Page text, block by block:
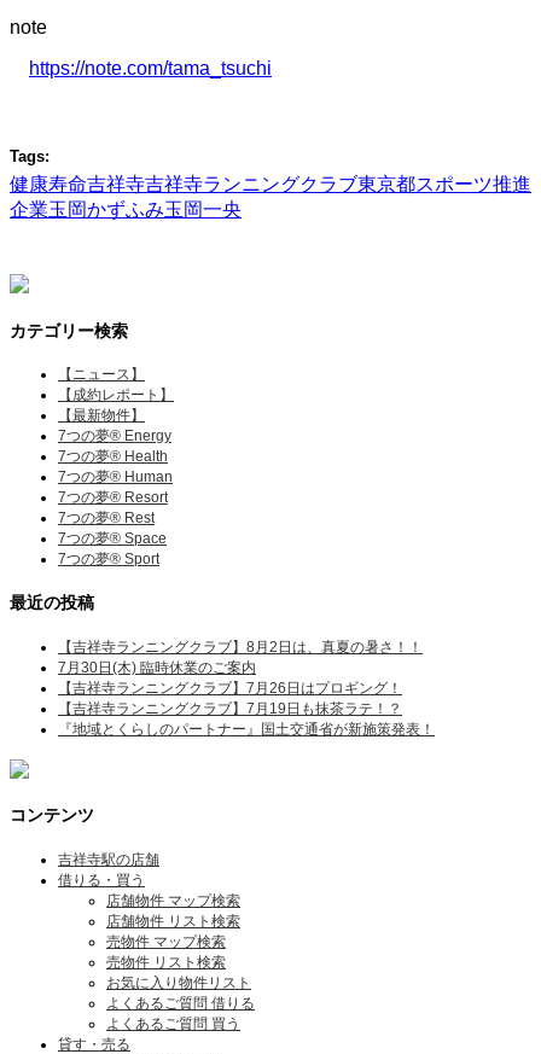
note
https://note.com/tama_tsuchi
Tags:
健康寿命吉祥寺吉祥寺ランニングクラブ東京都スポーツ推進
企業玉岡かずふみ玉岡一央
カテゴリー検索
【ニュース】
【成約レポート】
【最新物件】
7つの夢® Energy
7つの夢® Health
7つの夢® Human
7つの夢® Resort
7つの夢® Rest
7つの夢® Space
7つの夢® Sport
最近の投稿
【吉祥寺ランニングクラブ】8月2日は、真夏の暑さ！！
7月30日(木) 臨時休業のご案内
【吉祥寺ランニングクラブ】7月26日はプロギング！
【吉祥寺ランニングクラブ】7月19日も抹茶ラテ！？
『地域とくらしのパートナー』国土交通省が新施策発表！
コンテンツ
吉祥寺駅の店舗
借りる・買う
店舗物件 マップ検索
店舗物件 リスト検索
売物件 マップ検索
売物件 リスト検索
お気に入り物件リスト
よくあるご質問 借りる
よくあるご質問 買う
貸す・売る